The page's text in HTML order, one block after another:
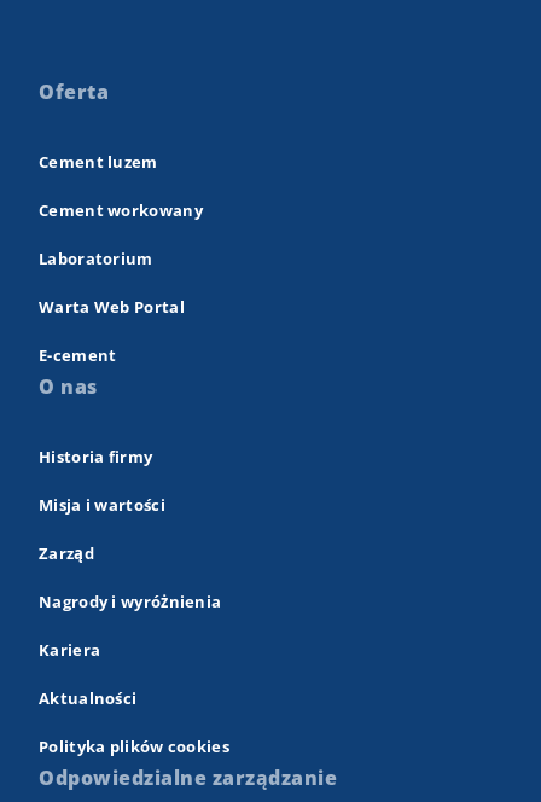
Oferta
Cement luzem
Cement workowany
Laboratorium
Warta Web Portal
E-cement
O nas
Historia firmy
Misja i wartości
Zarząd
Nagrody i wyróżnienia
Kariera
Aktualności
Polityka plików cookies
Odpowiedzialne zarządzanie